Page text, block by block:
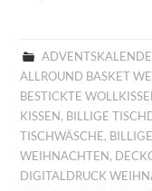
ALLROUND BASKET
BESTICKTE
KISSEN, BILLIGE
TISCHWÄSCHE,
WEIHNACHTEN,
DIGITALDRUCK